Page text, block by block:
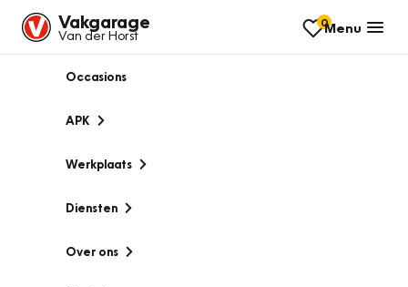
Vakgarage
Van der Horst
0Menu
Occasions
APK
Werkplaats
Diensten
Over ons